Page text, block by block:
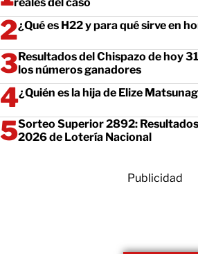
¿Qué es H22 y para qué sirve en
Resultados del Chispazo de hoy
los números ganadores
¿Quién es la hija de Elize
Sorteo Superior 2892:
2026 de Lotería Nacional
Publicidad